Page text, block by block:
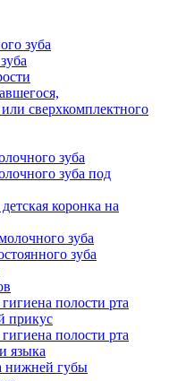
зуба
сверхкомплектного
зуба
зуба под
коронка на
зуба
зуба
полости рта
прикус
полости рта
языка
нижней губы